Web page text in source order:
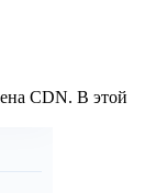
CDN. В этой